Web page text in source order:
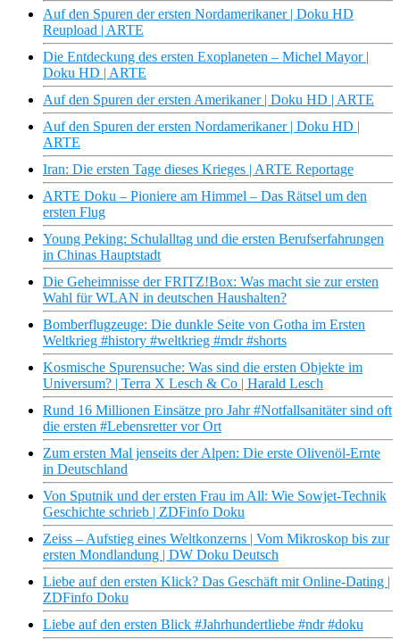
Auf den Spuren der ersten Nordamerikaner | Doku HD
Reupload | ARTE
Die Entdeckung des ersten Exoplaneten – Michel Mayor |
Doku HD | ARTE
Auf den Spuren der ersten Amerikaner | Doku HD | ARTE
Auf den Spuren der ersten Nordamerikaner | Doku HD |
ARTE
Iran: Die ersten Tage dieses Krieges | ARTE Reportage
ARTE Doku – Pioniere am Himmel – Das Rätsel um den
ersten Flug
Young Peking: Schulalltag und die ersten Berufserfahrungen
in Chinas Hauptstadt
Die Geheimnisse der FRITZ!Box: Was macht sie zur ersten
Wahl für WLAN in deutschen Haushalten?
Bomberflugzeuge: Die dunkle Seite von Gotha im Ersten
Weltkrieg #history #weltkrieg #mdr #shorts
Kosmische Spurensuche: Was sind die ersten Objekte im
Universum? | Terra X Lesch & Co | Harald Lesch
Rund 16 Millionen Einsätze pro Jahr #Notfallsanitäter sind oft
die ersten #Lebensretter vor Ort
Zum ersten Mal jenseits der Alpen: Die erste Olivenöl-Ernte
in Deutschland
Von Sputnik und der ersten Frau im All: Wie Sowjet-Technik
Geschichte schrieb | ZDFinfo Doku
Zeiss – Aufstieg eines Weltkonzerns | Vom Mikroskop bis zur
ersten Mondlandung | DW Doku Deutsch
Liebe auf den ersten Klick? Das Geschäft mit Online-Dating |
ZDFinfo Doku
Liebe auf den ersten Blick #Jahrhundertliebe #ndr #doku